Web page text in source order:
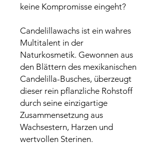
keine Kompromisse eingeht?
Candelillawachs ist ein wahres
Multitalent in der
Naturkosmetik. Gewonnen aus
den Blättern des mexikanischen
Candelilla-Busches, überzeugt
dieser rein pflanzliche Rohstoff
durch seine einzigartige
Zusammensetzung aus
Wachsestern, Harzen und
wertvollen Sterinen.